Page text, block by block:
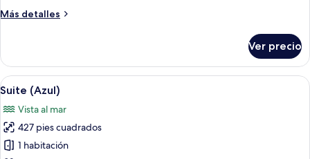
Más detalles
Más
Deluxe
(Jacu)
Ver precio
Abrir
todas
las
fotos
de
Una habitación con cama, mesa,
13
Suite (Azul)
Vista al mar
427 pies cuadrados
1 habitación